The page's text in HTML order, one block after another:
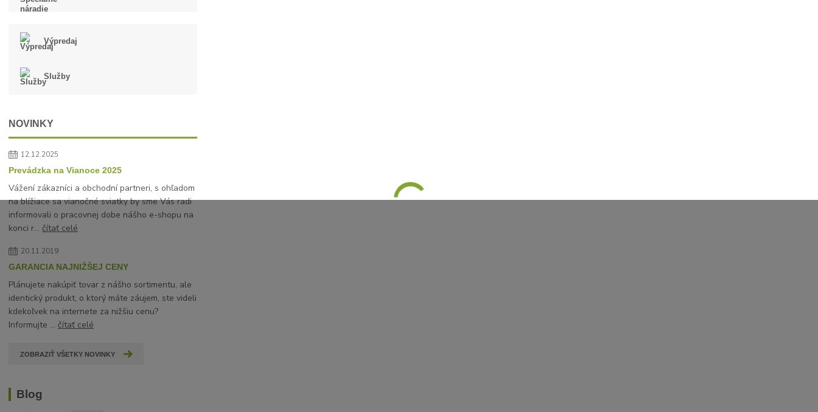
Výpredaj
Služby
NOVINKY
12.12.2025
Prevádzka na Vianoce 2025
Vážení zákazníci a obchodní partneri, s ohľadom
na blížiace sa vianočné sviatky by sme Vás radi
informovali o pracovnej dobe nášho e-shopu na
konci r...čítať celé
20.11.2019
GARANCIA NAJNIŽŠEJ CENY
Plánujete nakúpiť tovar z nášho sortimentu, ale
identický produkt, o ktorý máte záujem, ste videli
kdekoľvek na internete za nižšiu cenu?
Informujte ...čítať celé
ZOBRAZIŤ VŠETKY NOVINKY
Blog